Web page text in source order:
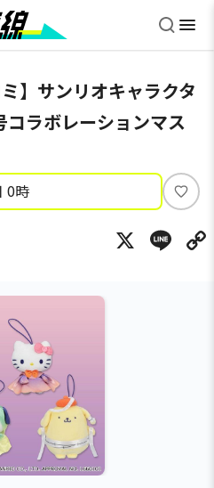
】サンリオキャラクタ
ラボレーションマス
0時
い
ね
X